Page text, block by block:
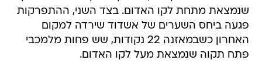
שנמצאת מתחת לקו האדום. בצד השני, ההתפרקות
פגעה ביחס השערים של אשדוד שירדה למקום
האחרון כשבמאזנה 22 נקודות, שש פחות מלמכבי
פתח תקוה שנמצאת מעל לקו האדום.